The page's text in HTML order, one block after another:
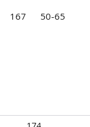
65